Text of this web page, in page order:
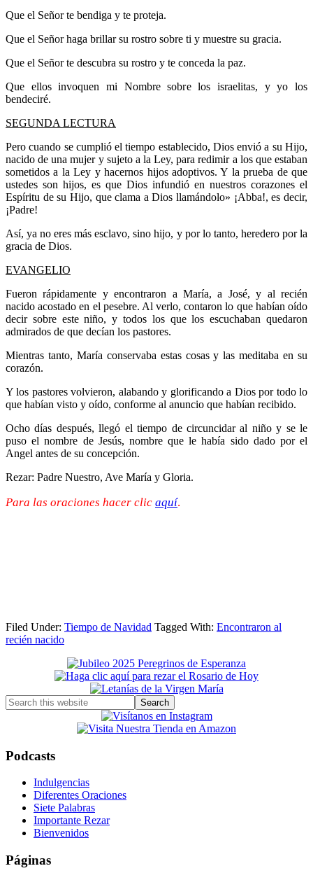
Que el Señor te bendiga y te proteja.
Que el Señor haga brillar su rostro sobre ti y muestre su gracia.
Que el Señor te descubra su rostro y te conceda la paz.
Que ellos invoquen mi Nombre sobre los israelitas, y yo los
bendeciré.
SEGUNDA LECTURA
Pero cuando se cumplió el tiempo establecido, Dios envió a su Hijo,
nacido de una mujer y sujeto a la Ley, para redimir a los que estaban
sometidos a la Ley y hacernos hijos adoptivos. Y la prueba de que
ustedes son hijos, es que Dios infundió en nuestros corazones el
Espíritu de su Hijo, que clama a Dios llamándolo» ¡Abba!, es decir,
¡Padre!
Así, ya no eres más esclavo, sino hijo, y por lo tanto, heredero por la
gracia de Dios.
EVANGELIO
Fueron rápidamente y encontraron a María, a José, y al recién
nacido acostado en el pesebre. Al verlo, contaron lo que habían oído
decir sobre este niño, y todos los que los escuchaban quedaron
admirados de que decían los pastores.
Mientras tanto, María conservaba estas cosas y las meditaba en su
corazón.
Y los pastores volvieron, alabando y glorificando a Dios por todo lo
que habían visto y oído, conforme al anuncio que habían recibido.
Ocho días después, llegó el tiempo de circuncidar al niño y se le
puso el nombre de Jesús, nombre que le había sido dado por el
Angel antes de su concepción.
Rezar: Padre Nuestro, Ave María y Gloria.
Para las oraciones hacer clic aquí.
Filed Under: Tiempo de Navidad Tagged With: Encontraron al
recién nacido
Primary
Sidebar
Search
this
Podcasts
Indulgencias
Diferentes Oraciones
Siete Palabras
Importante Rezar
Bienvenidos
Páginas